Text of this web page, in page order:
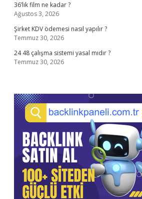
36’lık film ne kadar ?
Ağustos 3, 2026
Şirket KDV ödemesi nasıl yapılır ?
Temmuz 30, 2026
24 48 çalışma sistemi yasal mıdır ?
Temmuz 30, 2026